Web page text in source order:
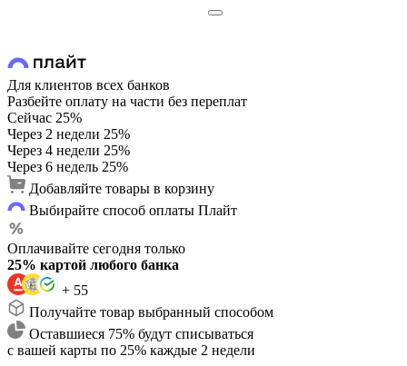
Для клиентов всех банков
Разбейте оплату на части без переплат
Сейчас 25%
Через 2 недели 25%
Через 4 недели 25%
Через 6 недель 25%
Добавляйте товары в корзину
Выбирайте способ оплаты Плайт
Оплачивайте сегодня только
25% картой любого банка
+ 55
Получайте товар выбранный способом
Оставшиеся 75% будут списываться
с вашей карты по 25% каждые 2 недели